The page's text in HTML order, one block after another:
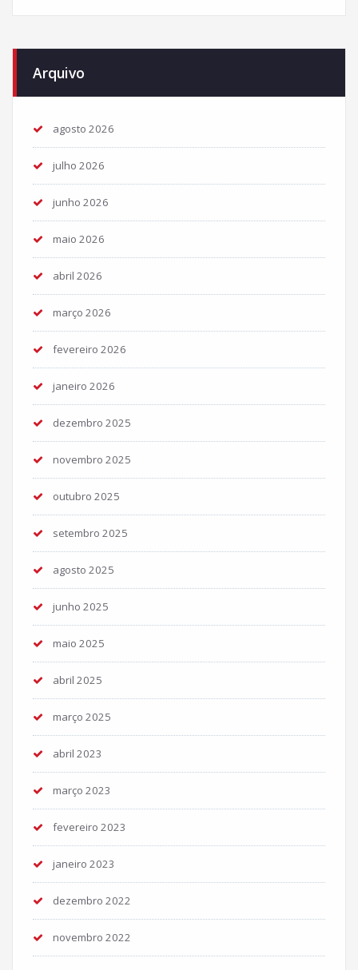
Arquivo
agosto 2026
julho 2026
junho 2026
maio 2026
abril 2026
março 2026
fevereiro 2026
janeiro 2026
dezembro 2025
novembro 2025
outubro 2025
setembro 2025
agosto 2025
junho 2025
maio 2025
abril 2025
março 2025
abril 2023
março 2023
fevereiro 2023
janeiro 2023
dezembro 2022
novembro 2022